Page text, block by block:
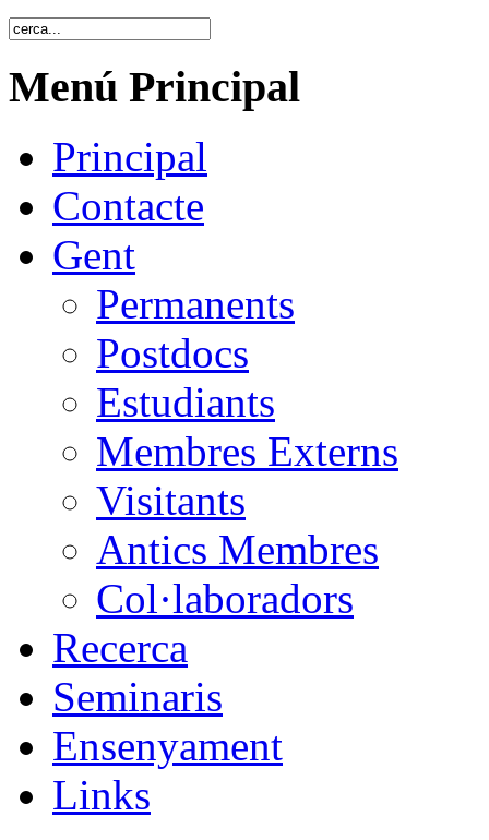
Menú Principal
Principal
Contacte
Gent
Permanents
Postdocs
Estudiants
Membres Externs
Visitants
Antics Membres
Col·laboradors
Recerca
Seminaris
Ensenyament
Links